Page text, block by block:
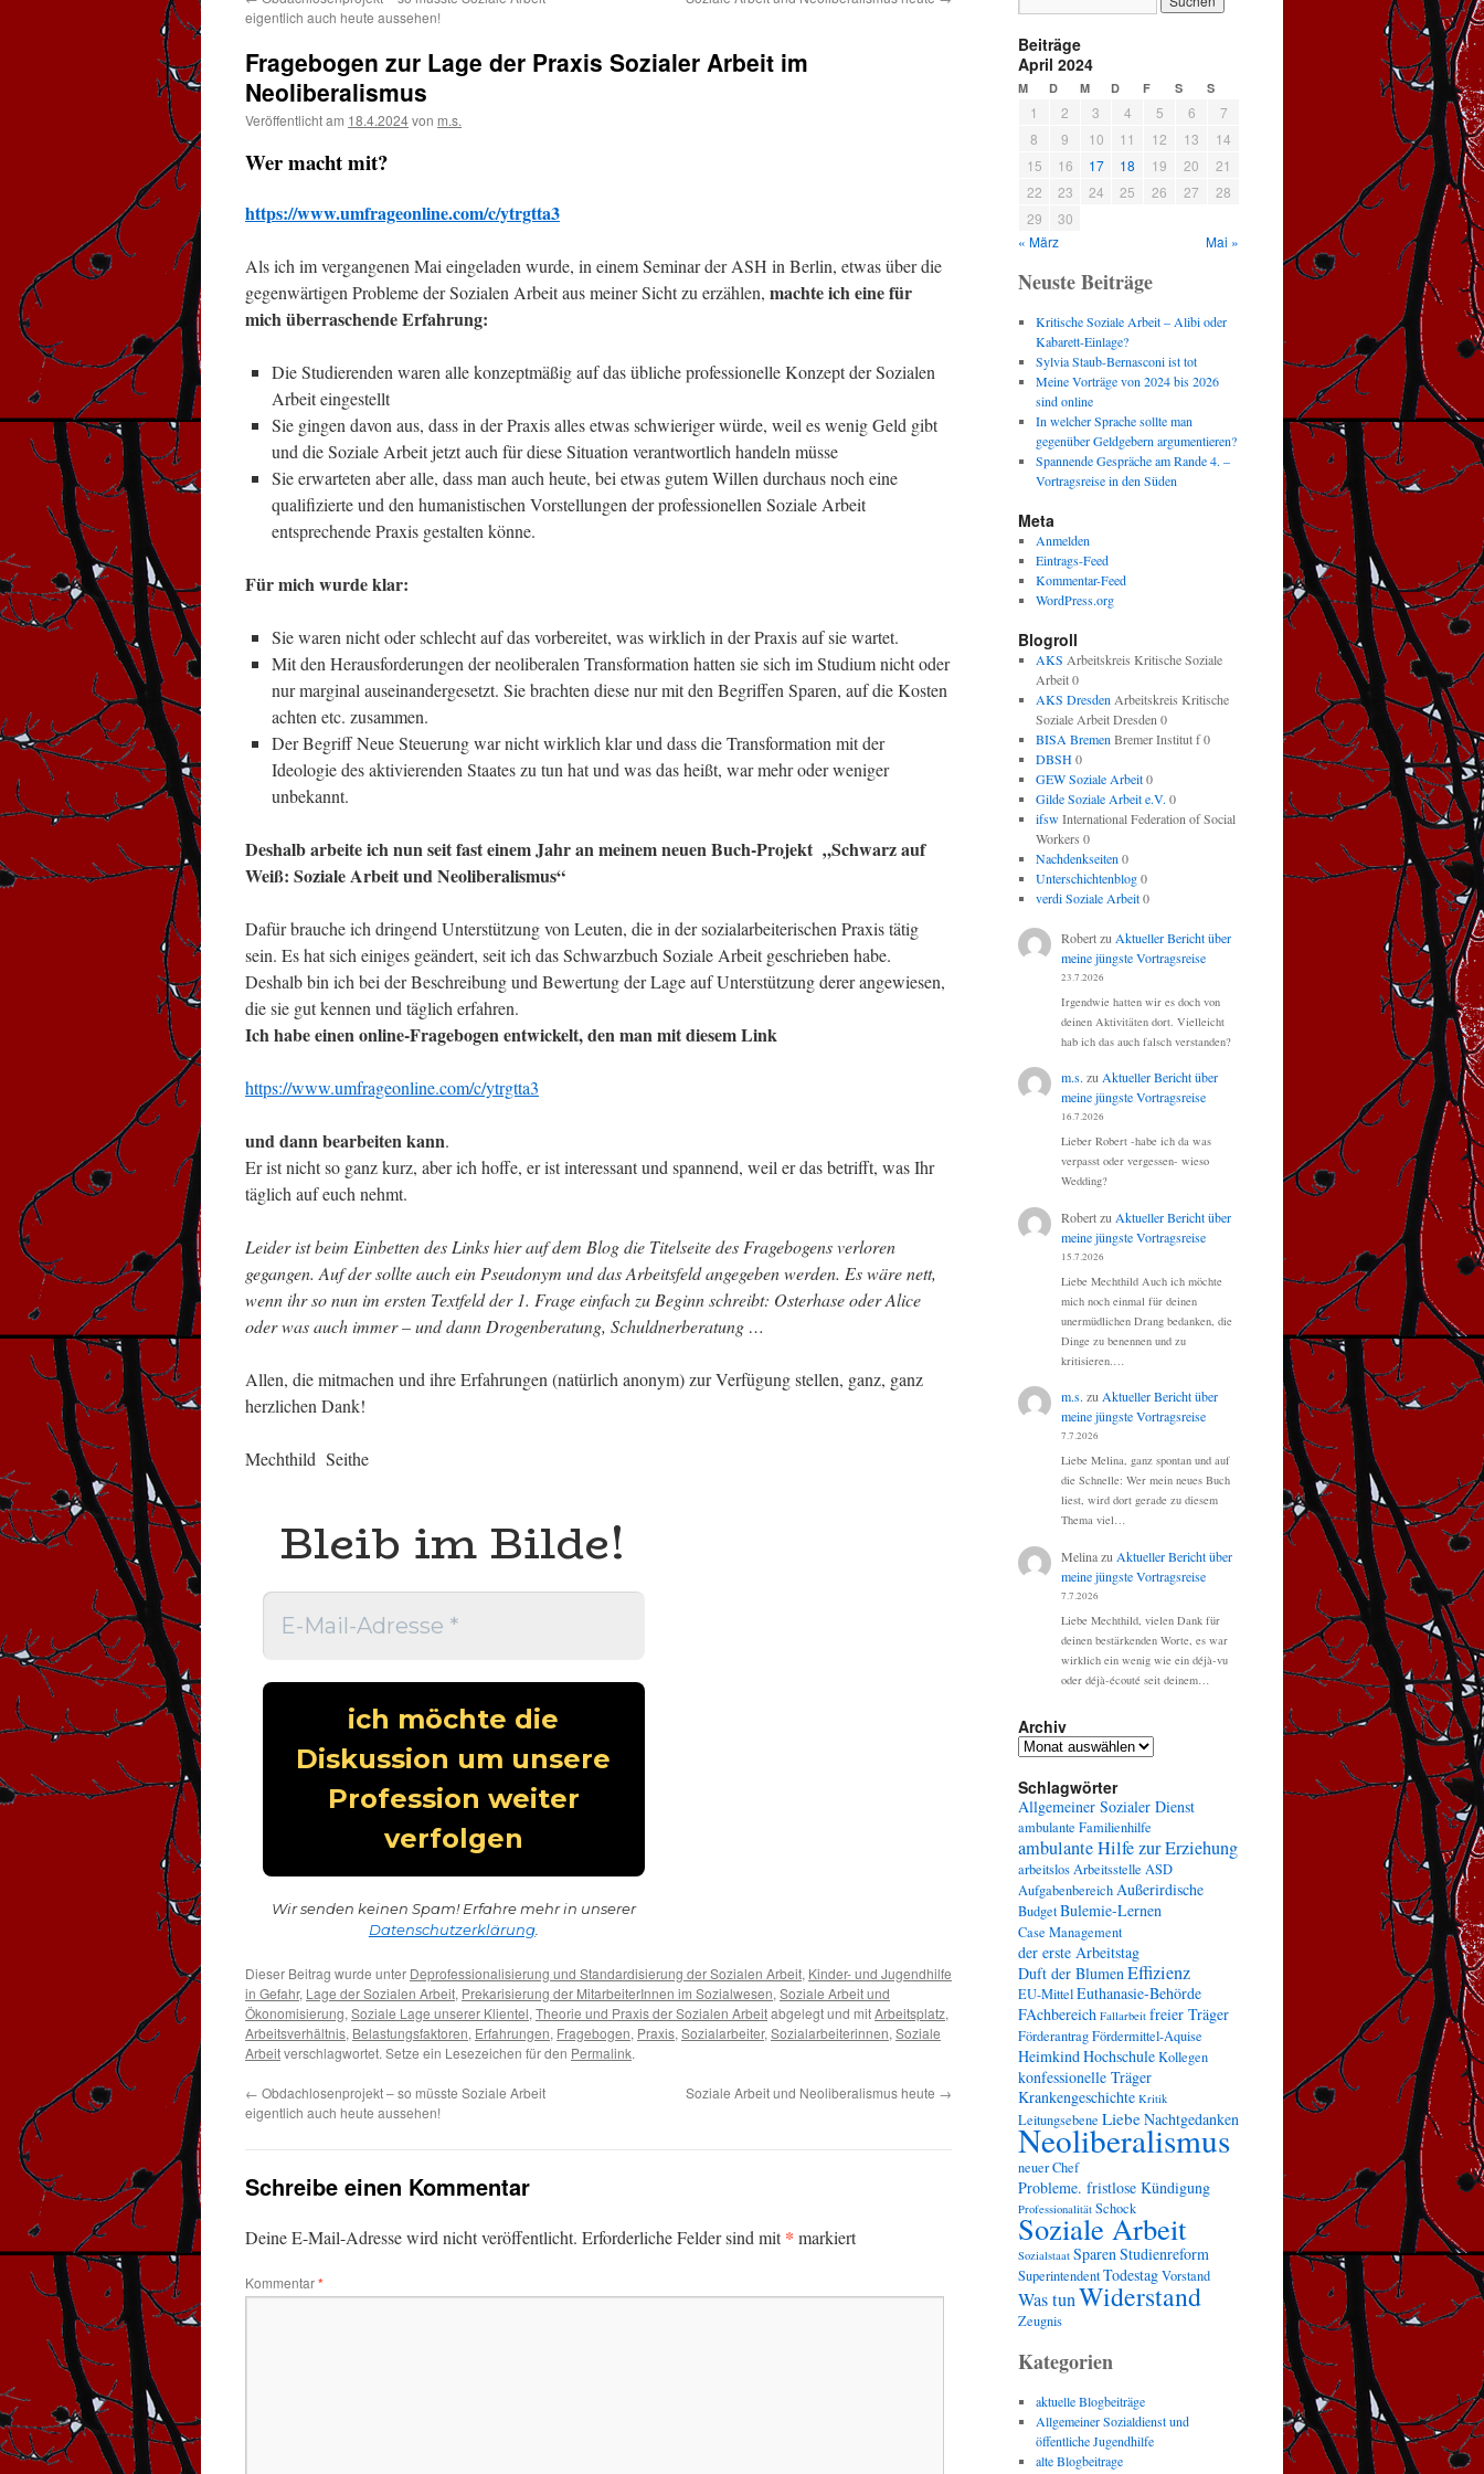
eigentlich auch heute aussehen!
Fragebogen zur Lage der Praxis Sozialer Arbeit im
Neoliberalismus
Veröffentlicht am 18.4.2024von m.s.
Wer macht mit?
https://www.umfrageonline.com/c/ytrgtta3
Als ich im vergangenen Mai eingeladen wurde, in einem Seminar der ASH in Berlin, etwas über die
gegenwärtigen Probleme der Sozialen Arbeit aus meiner Sicht zu erzählen, machte ich eine für
mich überraschende Erfahrung:
Die Studierenden waren alle konzeptmäßig auf das übliche professionelle Konzept der Sozialen
Arbeit eingestellt
Sie gingen davon aus, dass in der Praxis alles etwas schwieriger würde, weil es wenig Geld gibt
und die Soziale Arbeit jetzt auch für diese Situation verantwortlich handeln müsse
Sie erwarteten aber alle, dass man auch heute, bei etwas gutem Willen durchaus noch eine
qualifizierte und den humanistischen Vorstellungen der professionellen Soziale Arbeit
entsprechende Praxis gestalten könne.
Für mich wurde klar:
Sie waren nicht oder schlecht auf das vorbereitet, was wirklich in der Praxis auf sie wartet.
Mit den Herausforderungen der neoliberalen Transformation hatten sie sich im Studium nicht oder
nur marginal auseinandergesetzt. Sie brachten diese nur mit den Begriffen Sparen, auf die Kosten
achten etc. zusammen.
Der Begriff Neue Steuerung war nicht wirklich klar und dass die Transformation mit der
Ideologie des aktivierenden Staates zu tun hat und was das heißt, war mehr oder weniger
unbekannt.
Deshalb arbeite ich nun seit fast einem Jahr an meinem neuen Buch-Projekt „Schwarz auf
Weiß: Soziale Arbeit und Neoliberalismus“
Dafür brauche ich dringend Unterstützung von Leuten, die in der sozialarbeiterischen Praxis tätig
sein. Es hat sich einiges geändert, seit ich das Schwarzbuch Soziale Arbeit geschrieben habe.
Deshalb bin ich bei der Beschreibung und Bewertung der Lage auf Unterstützung derer angewiesen,
die sie gut kennen und täglich erfahren.
Ich habe einen online-Fragebogen entwickelt, den man mit diesem Link
https://www.umfrageonline.com/c/ytrgtta3
und dann bearbeiten kann.
Er ist nicht so ganz kurz, aber ich hoffe, er ist interessant und spannend, weil er das betrifft, was Ihr
täglich auf euch nehmt.
Leider ist beim Einbetten des Links hier auf dem Blog die Titelseite des Fragebogens verloren
gegangen. Auf der sollte auch ein Pseudonym und das Arbeitsfeld angegeben werden. Es wäre nett,
wenn ihr so nun im ersten Textfeld der 1. Frage einfach zu Beginn schreibt: Osterhase oder Alice
oder was auch immer – und dann Drogenberatung, Schuldnerberatung …
Allen, die mitmachen und ihre Erfahrungen (natürlich anonym) zur Verfügung stellen, ganz, ganz
herzlichen Dank!
Mechthild Seithe
Bleib im Bilde!
Wir senden keinen Spam! Erfahre mehr in unserer
Datenschutzerklärung.
Dieser Beitrag wurde unter Deprofessionalisierung und Standardisierung der Sozialen Arbeit, Kinder- und Jugendhilfe
in Gefahr, Lage der Sozialen Arbeit, Prekarisierung der MitarbeiterInnen im Sozialwesen, Soziale Arbeit und
Ökonomisierung, Soziale Lage unserer Klientel, Theorie und Praxis der Sozialen Arbeitabgelegt und mitArbeitsplatz,
Arbeitsverhältnis, Belastungsfaktoren, Erfahrungen, Fragebogen, Praxis, Sozialarbeiter, Sozialarbeiterinnen, Soziale
Arbeitverschlagwortet. Setze ein Lesezeichen für den Permalink.
← Obdachlosenprojekt – so müsste Soziale Arbeit
eigentlich auch heute aussehen!
Soziale Arbeit und Neoliberalismus heute →
Schreibe einen Kommentar
Deine E-Mail-Adresse wird nicht veröffentlicht. Erforderliche Felder sind mit* markiert
Kommentar*
Beiträge
April 2024
M D M D F S S
1 2 3 4 5 6
7
8
9 10 11 12 13
14
15
16 17 18 19 20
21
22
23 24 25 26 27
28
29
30
« März
Mai »
Neuste Beiträge
Kritische Soziale Arbeit – Alibi oder
Kabarett-Einlage?
Sylvia Staub-Bernasconi ist tot
Meine Vorträge von 2024 bis 2026
sind online
In welcher Sprache sollte man
gegenüber Geldgebern argumentieren?
Spannende Gespräche am Rande 4. –
Vortragsreise in den Süden
Meta
Anmelden
Eintrags-Feed
Kommentar-Feed
WordPress.org
Blogroll
AKS Arbeitskreis Kritische Soziale
Arbeit 0
AKS Dresden Arbeitskreis Kritische
Soziale Arbeit Dresden 0
BISA Bremen Bremer Institut f 0
DBSH0
GEW Soziale Arbeit0
Gilde Soziale Arbeit e.V. 0
ifswInternational Federation of Social
Workers 0
Nachdenkseiten 0
Unterschichtenblog0
verdi Soziale Arbeit0
Robertzu Aktueller Bericht über
meine jüngste Vortragsreise
23.7.2026
Irgendwie hatten wir es doch von
deinen Aktivitäten dort. Vielleicht
hab ich das auch falsch verstanden?
m.s. zuAktueller Bericht über
meine jüngste Vortragsreise
16.7.2026
Lieber Robert -habe ich da was
verpasst oder vergessen- wieso
Wedding?
Robertzu Aktueller Bericht über
meine jüngste Vortragsreise
15.7.2026
Liebe Mechthild Auch ich möchte
mich noch einmal für deinen
unermüdlichen Drang bedanken, die
Dinge zu benennen und zu
kritisieren.…
m.s. zuAktueller Bericht über
meine jüngste Vortragsreise
7.7.2026
Liebe Melina, ganz spontan und auf
die Schnelle: Wer mein neues Buch
liest, wird dort gerade zu diesem
Thema viel…
Melinazu Aktueller Bericht über
meine jüngste Vortragsreise
7.7.2026
Liebe Mechthild, vielen Dank für
deinen bestärkenden Worte, es war
wirklich ein wenig wie ein déjà-vu
oder déjà-écouté seit deinem…
Archiv
Archiv
Schlagwörter
Allgemeiner Sozialer Dienst
ambulante Familienhilfe
ambulante Hilfe zur Erziehung
arbeitslosArbeitsstelle ASD
Aufgabenbereich Außerirdische
BudgetBulemie-Lernen
Case Management
der erste Arbeitstag
Duft der Blumen Effizienz
EU-MittelEuthanasie-Behörde
FAchbereich Fallarbeit freier Träger
FörderantragFördermittel-Aquise
Heimkind HochschuleKollegen
konfessionelle Träger
Krankengeschichte Kritik
Leitungsebene LiebeNachtgedanken
Neoliberalismus
neuer Chef
Probleme. fristlose Kündigung
Professionalität Schock
Soziale Arbeit
Sozialstaat Sparen Studienreform
SuperintendentTodestagVorstand
Was tunWiderstand
Zeugnis
Kategorien
aktuelle Blogbeiträge
Allgemeiner Sozialdienst und
öffentliche Jugendhilfe
alte Blogbeitrage